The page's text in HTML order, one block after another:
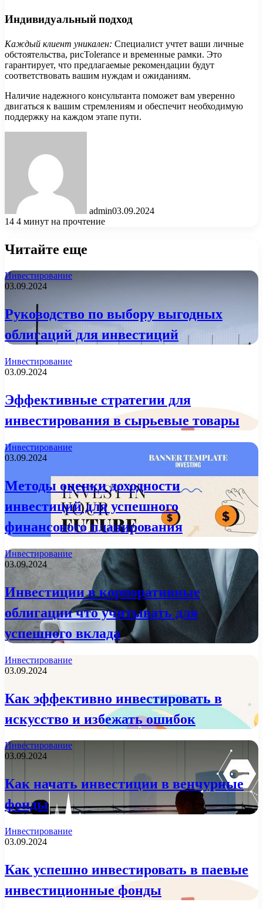
Индивидуальный подход
Каждый клиент уникален: Специалист учтет ваши личные
обстоятельства, рисTolerance и временные рамки. Это
гарантирует, что предлагаемые рекомендации будут
соответствовать вашим нуждам и ожиданиям.
Наличие надежного консультанта поможет вам уверенно
двигаться к вашим стремлениям и обеспечит необходимую
поддержку на каждом этапе пути.
admin03.09.2024
14 4 минут на прочтение
Читайте еще
Инвестирование
03.09.2024
Руководство по выбору выгодных
облигаций для инвестиций
Инвестирование
03.09.2024
Эффективные стратегии для
инвестирования в сырьевые товары
Инвестирование
03.09.2024
Методы оценки доходности
инвестиций для успешного
финансового планирования
Инвестирование
03.09.2024
Инвестиции в корпоративные
облигации что учитывать для
успешного вклада
Инвестирование
03.09.2024
Как эффективно инвестировать в
искусство и избежать ошибок
Инвестирование
03.09.2024
Как начать инвестиции в венчурные
фонды
Инвестирование
03.09.2024
Как успешно инвестировать в паевые
инвестиционные фонды